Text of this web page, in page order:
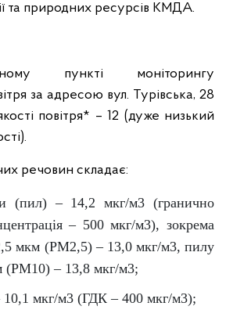
та природних ресурсів КМДА.
пункті моніторингу
за адресою вул. Турівська, 28
повітря* – 12 (дуже низький
речовин складає:
(пил) – 14,2 мкг/м3 (гранично
– 500 мкг/м3), зокрема
мкм (PM2,5) – 13,0 мкг/м3, пилу
(PM10) – 13,8 мкг/м3;
10,1 мкг/м3 (ГДК – 400 мкг/м3);